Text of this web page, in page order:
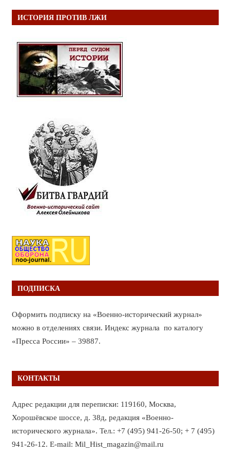
ИСТОРИЯ ПРОТИВ ЛЖИ
ПОДПИСКА
Оформить подписку на «Военно-исторический журнал»
можно в отделениях связи. Индекс журнала по каталогу
«Пресса России» – 39887.
КОНТАКТЫ
Адрес редакции для переписки: 119160, Москва,
Хорошёвское шоссе, д. 38д, редакция «Военно-
исторического журнала». Тел.: +7 (495) 941-26-50; + 7 (495)
941-26-12. E-mail: Mil_Hist_magazin@mail.ru